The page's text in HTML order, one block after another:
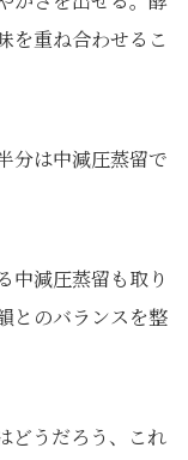
を重ね合わせるこ
分は中減圧蒸留で
中減圧蒸留も取り
とのバランスを整
どうだろう、これ